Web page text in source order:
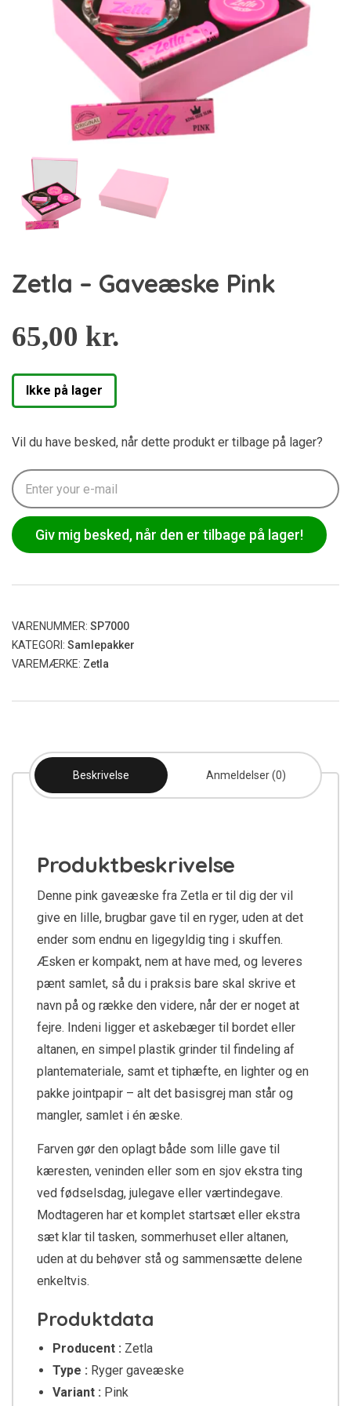
Zetla – Gaveæske Pink
65,00 kr.
Ikke på lager
Vil du have besked, når dette produkt er tilbage på lager?
Giv mig besked, når den er tilbage på lager!
VARENUMMER: SP7000
KATEGORI: Samlepakker
VAREMÆRKE: Zetla
Beskrivelse Anmeldelser (0)
Produktbeskrivelse
Denne pink gaveæske fra Zetla er til dig der vil
give en lille, brugbar gave til en ryger, uden at det
ender som endnu en ligegyldig ting i skuffen.
Æsken er kompakt, nem at have med, og leveres
pænt samlet, så du i praksis bare skal skrive et
navn på og række den videre, når der er noget at
fejre. Indeni ligger et askebæger til bordet eller
altanen, en simpel plastik grinder til findeling af
plantemateriale, samt et tiphæfte, en lighter og en
pakke jointpapir – alt det basisgrej man står og
mangler, samlet i én æske.
Farven gør den oplagt både som lille gave til
kæresten, veninden eller som en sjov ekstra ting
ved fødselsdag, julegave eller værtindegave.
Modtageren har et komplet startsæt eller ekstra
sæt klar til tasken, sommerhuset eller altanen,
uden at du behøver stå og sammensætte delene
enkeltvis.
Produktdata
Producent : Zetla
Type : Ryger gaveæske
Variant : Pink